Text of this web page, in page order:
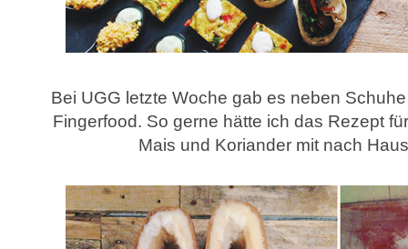
Bei UGG letzte Woche gab es neben
Fingerfood. So gerne hätte ich das Rezept
Mais und Koriander mit nach